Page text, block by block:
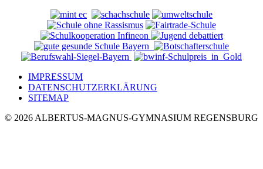
IMPRESSUM
DATENSCHUTZERKLÄRUNG
SITEMAP
© 2026 ALBERTUS-MAGNUS-GYMNASIUM REGENSBURG